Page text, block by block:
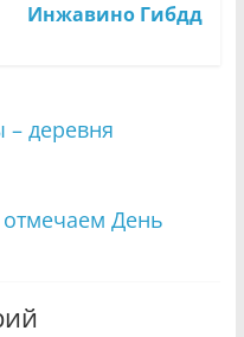
Инжавино Гибдд
деревня
День